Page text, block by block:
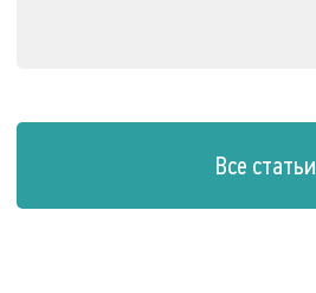
Все статьи